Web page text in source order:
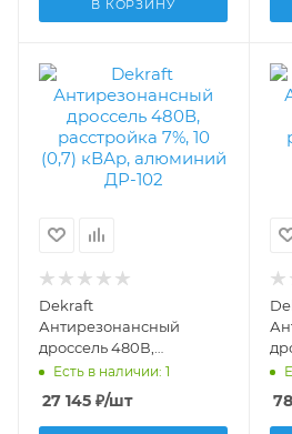
В КОРЗИНУ
Dekraft
Антирезонансный
дроссель 480В,
расстройка 7%, 10 (0,7)
кВАр, алюминий ДР-102
50543DEK
Есть в наличии: 1
27 145 ₽/шт